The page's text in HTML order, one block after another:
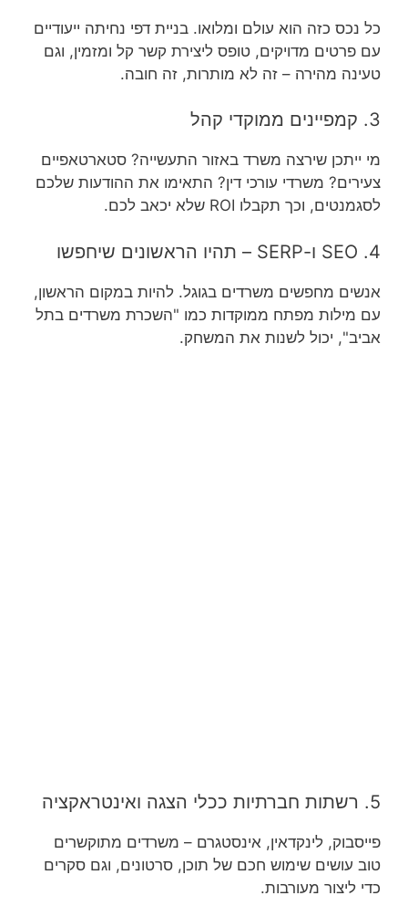
כל נכס כזה הוא עולם ומלואו. בניית דפי נחיתה ייעודיים
עם פרטים מדויקים, טופס ליצירת קשר קל ומזמין, וגם
טעינה מהירה – זה לא מותרות, זה חובה.
3. קמפיינים ממוקדי קהל
מי ייתכן שירצה משרד באזור התעשייה? סטארטאפיים
צעירים? משרדי עורכי דין? התאימו את ההודעות שלכם
לסגמנטים, וכך תקבלו ROI שלא יכאב לכם.
4. SEO ו-SERP – תהיו הראשונים שיחפשו
אנשים מחפשים משרדים בגוגל. להיות במקום הראשון,
עם מילות מפתח ממוקדות כמו "השכרת משרדים בתל
אביב", יכול לשנות את המשחק.
5. רשתות חברתיות ככלי הצגה ואינטראקציה
פייסבוק, לינקדאין, אינסטגרם – משרדים מתוקשרים
טוב עושים שימוש חכם של תוכן, סרטונים, וגם סקרים
כדי ליצור מעורבות.